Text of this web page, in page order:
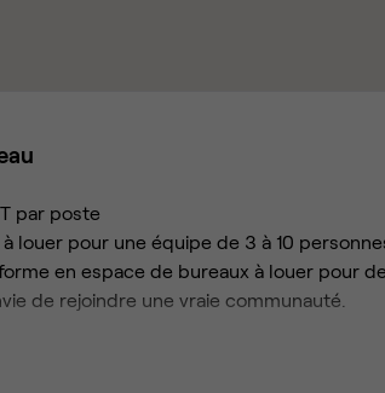
par poste
louer pour une équipe de 3 à 10
en espace de bureaux à louer pour
de rejoindre une vraie communauté.
notre salle au calme, donnant sur